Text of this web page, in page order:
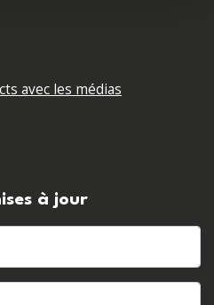
avec les médias
à jour